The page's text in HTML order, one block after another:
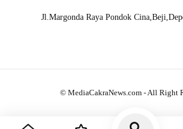
Jl.Margonda Raya Pondok
© MediaCakraNews.com - All Right